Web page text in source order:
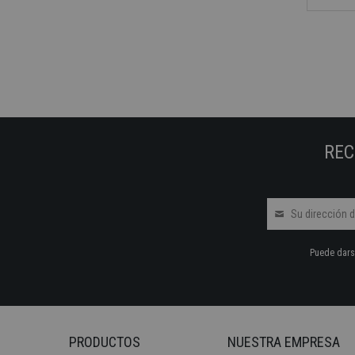
Puede
PRODUCTOS NUESTRA EMPRESA